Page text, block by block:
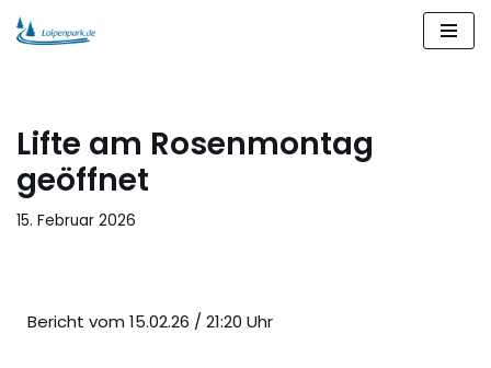
Lifte am Rosenmontag
geöffnet
15. Februar 2026
Bericht vom 15.02.26 / 21:20 Uhr